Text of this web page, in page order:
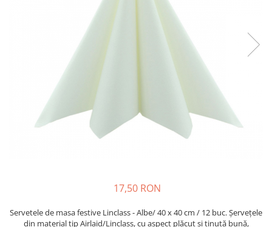
TEMATICA CULINARA
IARNA-CRACIUN-REVELION
DECOR NUNTA & LOGODNA
DECOR BOTEZ
DECOR EVENIMENTE CORPORATE
DECOR ANIVERSARI COPII
DECOR PETRECERI
TEMATICA BOTANICA / VEGETALA
TEMATICA ROMANTICA
17,50 RON
Servetele de masa festive Linclass - Albe/ 40 x 40 cm / 12 buc. Șervețele
din material tip Airlaid/Linclass, cu aspect plăcut și ținută bună,